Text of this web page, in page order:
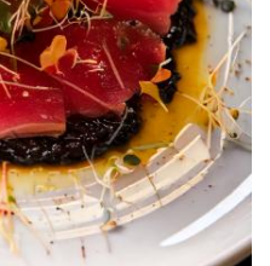
pepe e sale.
i pomodorini con
120°C per 40 minuti.
2-3 minuti e mescola
di olive.
i pomodorini
fresco.
per una cena